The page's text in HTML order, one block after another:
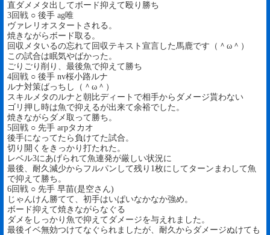
直ダメメタ出してボード抑えて殴り勝ち
3回戦 ○ 後手 ag唯
ヴァレリオスタートされる。
焼きながらボード取る。
回収メタいるの忘れて回収テキスト宣言した馬鹿です（＾ω＾）
この試合は眠気やばかった。
ごりごり削り、最後魚で抑えて勝ち
4回戦 ○ 後手 nv桜小路ルナ
ルナ対策ばっちし（＾ω＾）
スキルメタのルナと朝比ディートで相手からダメージ貰わない
ゴリ押し時は魚で抑えるが出来て余裕でした。
焼きながらダメ取って勝ち。
5回戦 ○ 先手 arpタカオ
後手になってたら負けてた試合。
切り開くをきっかり打たれた。
レベル3にあげられて魚連発が厳しい状況に
最後、耐久減少からフルパンして残り1枚にしてターンまわして魚
で抑えて勝ち。
6回戦 ○ 先手 早苗(是空さん)
じゃんけん勝てて、初手はいぱいなかなか強め。
ボード抑えて焼きながらなぐる
ダメをしっかり魚で抑えてダメージを与えれました。
最後イベ無効つけてなぐられましたが、耐久からダメージぬけても